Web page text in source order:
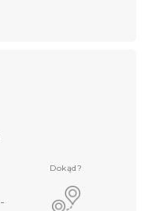
Dokąd?